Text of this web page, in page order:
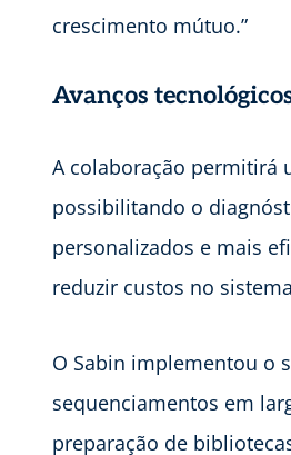
crescimento mútuo.”
Avanços
A colaboração permitirá
possibilitando o
personalizados e mais
reduzir custos no
O Sabin implementou o
sequenciamentos em
preparação de